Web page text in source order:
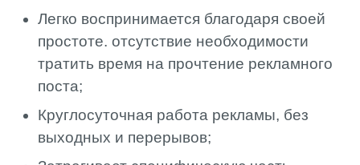
Легко воспринимается благодаря своей
простоте. отсутствие необходимости
тратить время на прочтение рекламного
поста;
Круглосуточная работа рекламы, без
выходных и перерывов;